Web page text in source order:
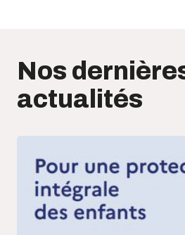
Nos
actualités